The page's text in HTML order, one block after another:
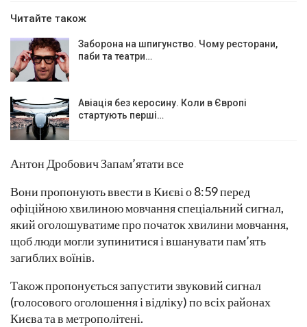
Читайте також
Заборона на шпигунство. Чому ресторани,
паби та театри…
Авіація без керосину. Коли в Європі
стартують перші…
Антон Дробович Запам’ятати все
Вони пропонують ввести в Києві о 8:59 перед
офіційною хвилиною мовчання спеціальний сигнал,
який оголошуватиме про початок хвилини мовчання,
щоб люди могли зупинитися і вшанувати пам’ять
загиблих воїнів.
Також пропонується запустити звуковий сигнал
(голосового оголошення і відліку) по всіх районах
Києва та в метрополітені.